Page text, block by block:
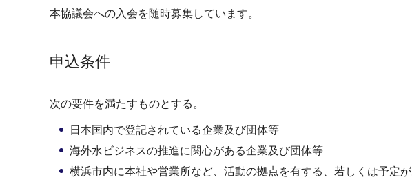
本協議会への入会を随時募集しています。
申込条件
次の要件を満たすものとする。
日本国内で登記されている企業及び団体等
海外水ビジネスの推進に関心がある企業及び団体等
横浜市内に本社や営業所など、活動の拠点を有する、若しくは予定